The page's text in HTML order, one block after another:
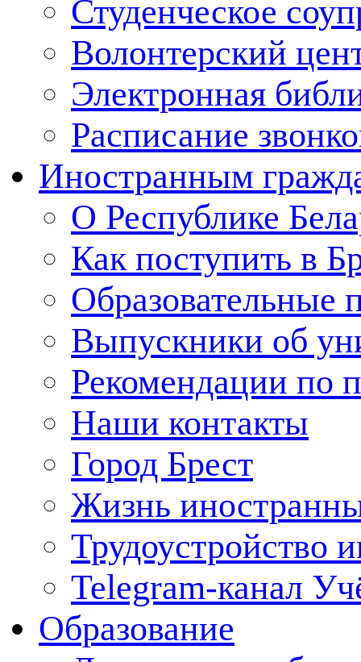
Студенческое
Волонтерский
Электронная
Расписание
Иностранным
О Республике
Как поступить в
Образовательные
Выпускники об
Рекомендации по
Наши контакты
Город Брест
Жизнь
Трудоустройство
Telegram-канал
Образование